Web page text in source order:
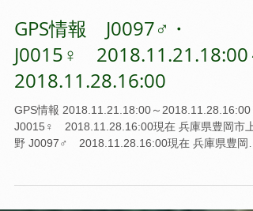
GPS情報 J0097♂・
J0015♀ 2018.11.21.18:00
2018.11.28.16:00
GPS情報 2018.11.21.18:00～2018.11.28.16:00